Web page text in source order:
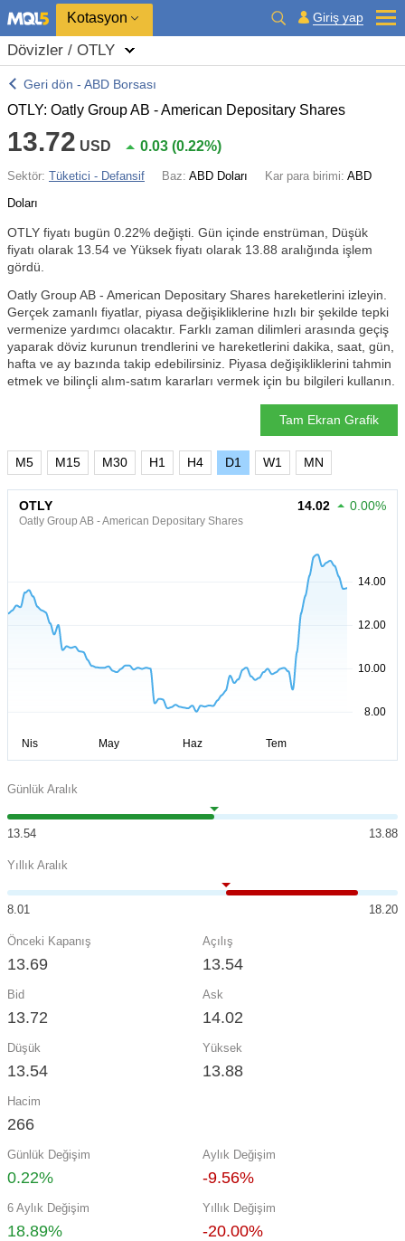
Kotasyon Giriş yap
Dövizler / OTLY
Geri dön - ABD Borsası
OTLY: Oatly Group AB - American Depositary Shares
13.72 USD 0.03 (0.22%)
Sektör: Tüketici - Defansif Baz: ABD Doları Kar para birimi: ABD
Doları
OTLY fiyatı bugün 0.22% değişti. Gün içinde enstrüman, Düşük
fiyatı olarak 13.54 ve Yüksek fiyatı olarak 13.88 aralığında işlem
gördü.
Oatly Group AB - American Depositary Shares hareketlerini izleyin.
Gerçek zamanlı fiyatlar, piyasa değişikliklerine hızlı bir şekilde tepki
vermenize yardımcı olacaktır. Farklı zaman dilimleri arasında geçiş
yaparak döviz kurunun trendlerini ve hareketlerini dakika, saat, gün,
hafta ve ay bazında takip edebilirsiniz. Piyasa değişikliklerini tahmin
etmek ve bilinçli alım-satım kararları vermek için bu bilgileri kullanın.
Tam Ekran Grafik
M5 M15 M30 H1 H4 D1 W1 MN
OTLY
Oatly Group AB - American Depositary Shares
14.02 0.00%
Günlük Aralık
13.54 13.88
Yıllık Aralık
8.01 18.20
Önceki Kapanış
13.69
Açılış
13.54
Bid
13.72
Ask
14.02
Düşük
13.54
Yüksek
13.88
Hacim
266
Günlük Değişim
0.22%
Aylık Değişim
-9.56%
6 Aylık Değişim
18.89%
Yıllık Değişim
-20.00%